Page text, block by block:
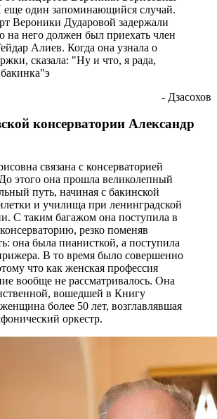
один запоминающийся случай.
Вероники Дударовой задержали
на него должен был приехать член
Алиев. Когда она узнала о
сказала: "Ну и что, я рада,
- Дзасохов
консерватории Александр
связана с консерваторией
этого она прошла великолепный
путь, начиная с бакинской
и училища при ленинградской
С таким багажом она поступила в
резко поменяв
она была пианисткой, а поступила
В то время было совершенно
что как женская профессия
вообще не рассматривалось. Она
вошедшей в Книгу
более 50 лет, возглавлявшая
оркестр.